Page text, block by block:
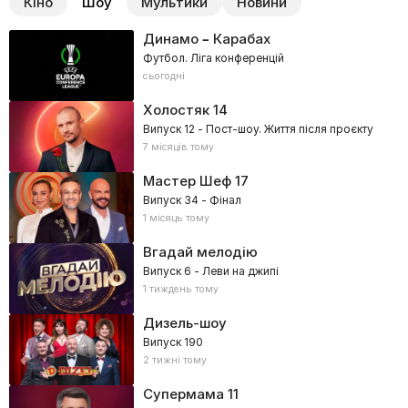
Динамо – Карабах
Футбол. Ліга конференцій
сьогодні
Холостяк14
Випуск 12 - Пост-шоу. Життя після проєкту
7 місяців тому
Мастер Шеф17
Випуск 34 - Фінал
1 місяць тому
Вгадай мелодію
Випуск 6 - Леви на джипі
1 тиждень тому
Дизель-шоу
Випуск 190
2 тижні тому
Супермама 11